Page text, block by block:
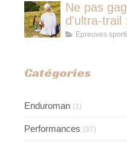
Ne pas
d'ultra-trail
jamais
Epreuves
Catégories
Enduroman (1)
Performances (37)